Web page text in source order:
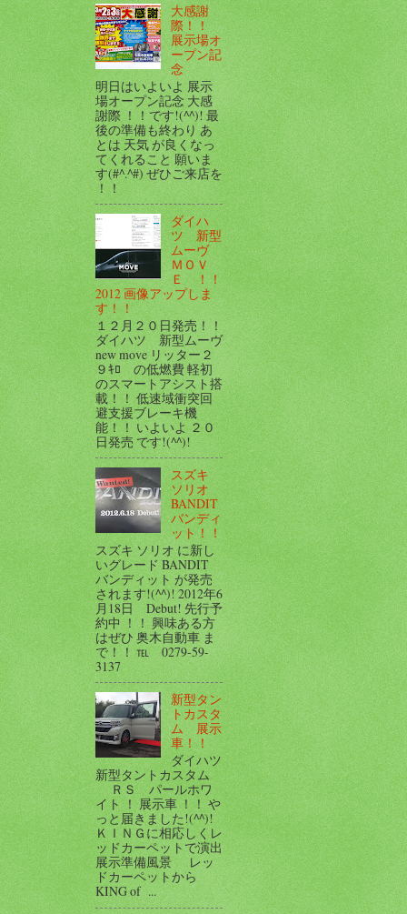
大感謝
際！！
展示場オ
ープン記
念
明日はいよいよ 展示
場オープン記念 大感
謝際 ！！です!(^^)! 最
後の準備も終わり あ
とは 天気 が良くなっ
てくれること 願いま
す(#^.^#) ぜひご来店を
！！
ダイハ
ツ 新型
ムーヴ
ＭＯＶ
Ｅ ！！
2012 画像アップしま
す！！
１２月２０日発売！！
ダイハツ 新型ムーヴ
new move リッター２
９ｷﾛ の低燃費 軽初
のスマートアシスト搭
載！！ 低速域衝突回
避支援ブレーキ機
能！！ いよいよ ２０
日発売 です!(^^)!
スズキ
ソリオ
BANDIT
バンディ
ット！！
スズキ ソリオ に新し
いグレード BANDIT
バンディット が発売
されます!(^^)! 2012年6
月18日 Debut! 先行予
約中 ！！ 興味ある方
はぜひ 奥木自動車 ま
で！！ ℡ 0279-59-
3137
新型タン
トカスタ
ム 展示
車！！
ダイハツ
新型タントカスタム
ＲＳ パールホワ
イト ！ 展示車 ！！ や
っと届きました!(^^)!
ＫＩＮＧに相応しくレ
ッドカーペットで演出
展示準備風景 レッ
ドカーペットから
KING of ...